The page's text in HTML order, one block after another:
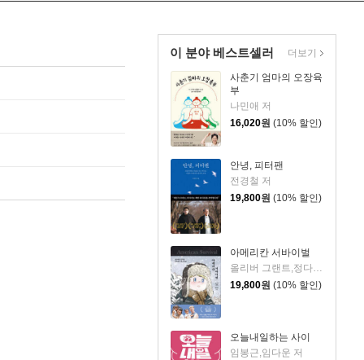
이 분야 베스트셀러
사춘기 엄마의 오장육
부
나민애 저
16,020원 (10% 할인)
안녕, 피터팬
전경철 저
19,800원 (10% 할인)
아메리칸 서바이벌
19,800원 (10% 할인)
오늘내일하는 사이
임봉근,임다운 저
더보기